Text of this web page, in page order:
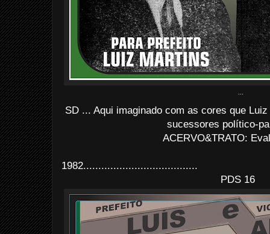
SD ... Aqui imaginado com as cores que
sucessores político-
ACERVO&TRATO:
1982......................................
PDS 16